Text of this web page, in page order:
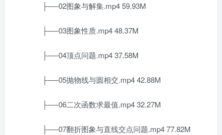
├──02图象与解集.mp4 59.93M
├──03图象性质.mp4 48.37M
├──04顶点问题.mp4 37.58M
├──05抛物线与圆相交.mp4 42.88M
├──06二次函数求最值.mp4 32.27M
├──07翻折图象与直线交点问题.mp4 77.82M